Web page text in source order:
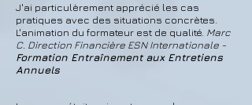
J'ai particulèrement apprécié les cas
pratiques avec des situations concrètes.
L'animation du formateur est de qualité. Marc
C. Direction Financière ESN Internationale -
Formation Entraînement aux Entretiens
Annuels